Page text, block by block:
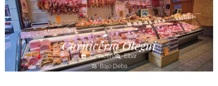
Carnicería Otegui
Carnicería
Eibar
Bajo Deba